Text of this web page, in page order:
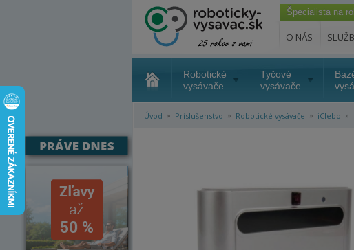
Špecialista na
O NÁS
Robotické
vysávače
Tyčové
vysávače
Úvod » Príslušenstvo » Robotické vysávače » iClebo »